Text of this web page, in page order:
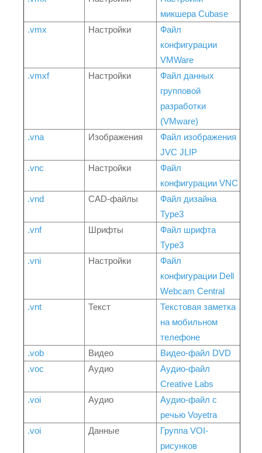
микшера Cubase
.vmx
Настройки
Файл
конфигурации
VMWare
.vmxf
Настройки
Файл данных
групповой
разработки
(VMware)
.vna
Изображения
Файл изображения
JVC JLIP
.vnc
Настройки
Файл
конфигурации VNC
.vnd
CAD-файлы
Файл дизайна
Type3
.vnf
Шрифты
Файл шрифта
Type3
.vni
Настройки
Файл
конфигурации Dell
Webcam Central
.vnt
Текст
Текстовая заметка
на мобильном
телефоне
.vob
Видео
Видео-файл DVD
.voc
Аудио
Аудио-файл
Creative Labs
.voi
Аудио
Аудио-файл с
речью Voyetra
.voi
Данные
Группа VOI-
рисунков